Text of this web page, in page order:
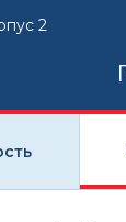
2